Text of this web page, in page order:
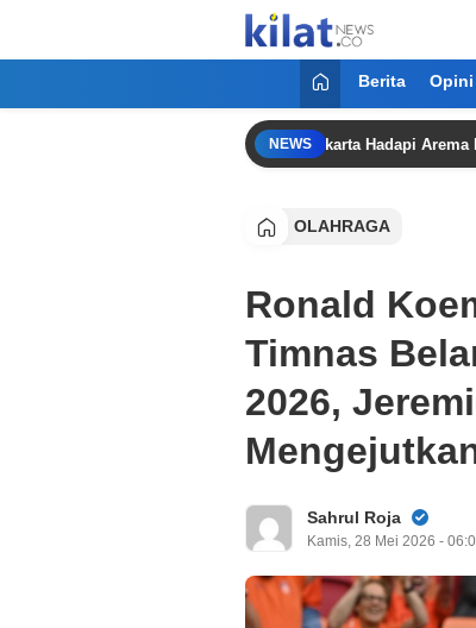
KilatNews.co
Mencerdaskan Anak Bangsa
Berita Opini
NEWS
Siapkan Eksperimen, Persija Jakarta Hadapi Arema FC di
OLAHRAGA
Ronald
Timnas
2026,
Sahrul Roja
Kamis, 28 Mei 2026 -